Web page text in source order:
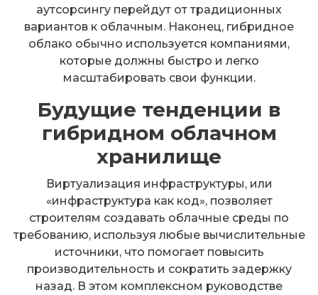
аутсорсингу перейдут от традиционных
вариантов к облачным. Наконец, гибридное
облако обычно используется компаниями,
которые должны быстро и легко
масштабировать свои функции.
Будущие тенденции в
гибридном облачном
хранилище
Виртуализация инфраструктуры, или
«инфраструктура как код», позволяет
строителям создавать облачные среды по
требованию, используя любые вычислительные
источники, что помогает повысить
производительность и сократить задержку
назад. В этом комплексном руководстве